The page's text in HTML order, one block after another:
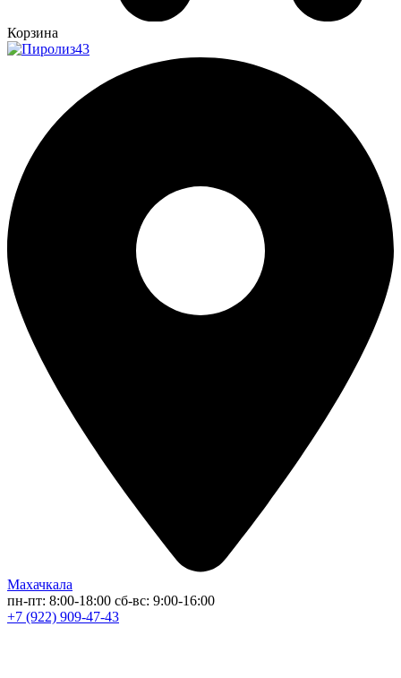
Корзина
Махачкала
пн-пт: 8:00-18:00 сб-вс: 9:00-16:00
+7 (922) 909-47-43